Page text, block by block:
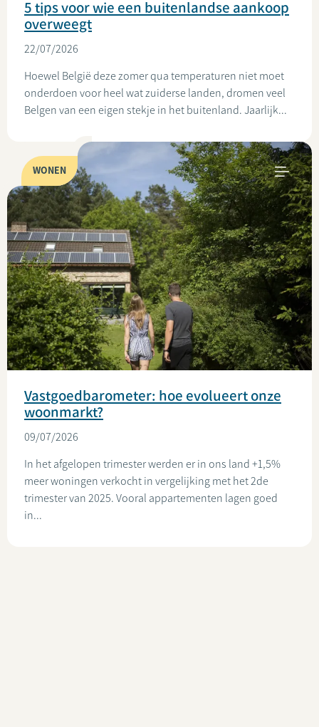
5 tips voor wie een buitenlandse aankoop
overweegt
22/07/2026
Hoewel België deze zomer qua temperaturen niet moet
onderdoen voor heel wat zuiderse landen, dromen veel
Belgen van een eigen stekje in het buitenland. Jaarlijk...
WONEN
Vastgoedbarometer: hoe evolueert onze
woonmarkt?
09/07/2026
In het afgelopen trimester werden er in ons land +1,5%
meer woningen verkocht in vergelijking met het 2de
trimester van 2025. Vooral appartementen lagen goed
in...